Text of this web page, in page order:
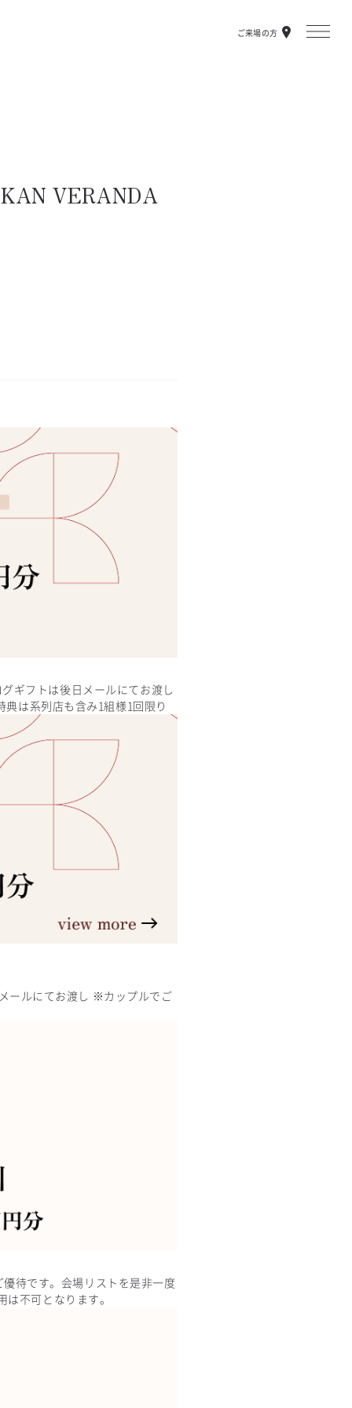
ご来場の方
VERANDA
ギフトは後日メールにてお渡し
は系列店も含み1組様1回限り
ールにてお渡し ※カップルでご
待です。会場リストを是非一度
不可となります。